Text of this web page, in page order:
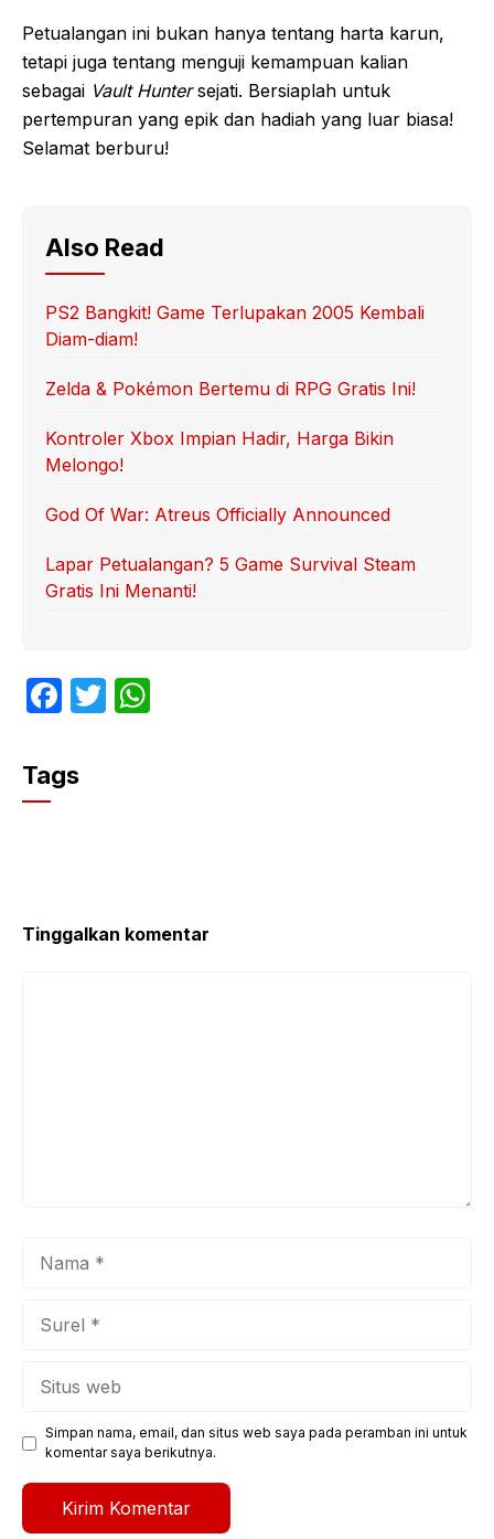
Petualangan ini bukan hanya tentang harta karun,
tetapi juga tentang menguji kemampuan kalian
sebagai Vault Huntersejati. Bersiaplah untuk
pertempuran yang epik dan hadiah yang luar biasa!
Selamat berburu!
Also Read
PS2 Bangkit! Game Terlupakan 2005 Kembali
Diam-diam!
Zelda & Pokémon Bertemu di RPG Gratis Ini!
Kontroler Xbox Impian Hadir, Harga Bikin
Melongo!
God Of War: Atreus Officially Announced
Lapar Petualangan? 5 Game Survival Steam
Gratis Ini Menanti!
F
c
e
k
T
Tags
Tinggalkan komentar
Simpan nama, email, dan situs web saya pada peramban ini untuk
komentar saya berikutnya.